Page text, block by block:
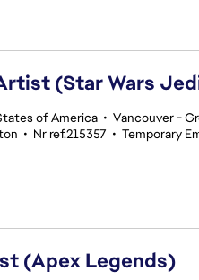
(Star Wars
of America • Vancouver -
• Nr ref.215357 • Temporary
(Apex Legends)